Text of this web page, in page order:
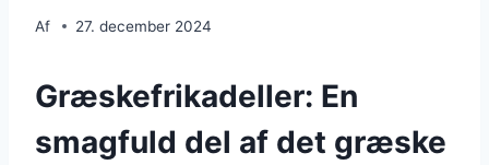
Af 27. december 2024
Græskefrikadeller: En
smagfuld del af det græske